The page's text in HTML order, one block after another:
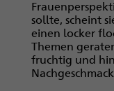
sollte, scheint
einen locker
Themen
fruchtig und